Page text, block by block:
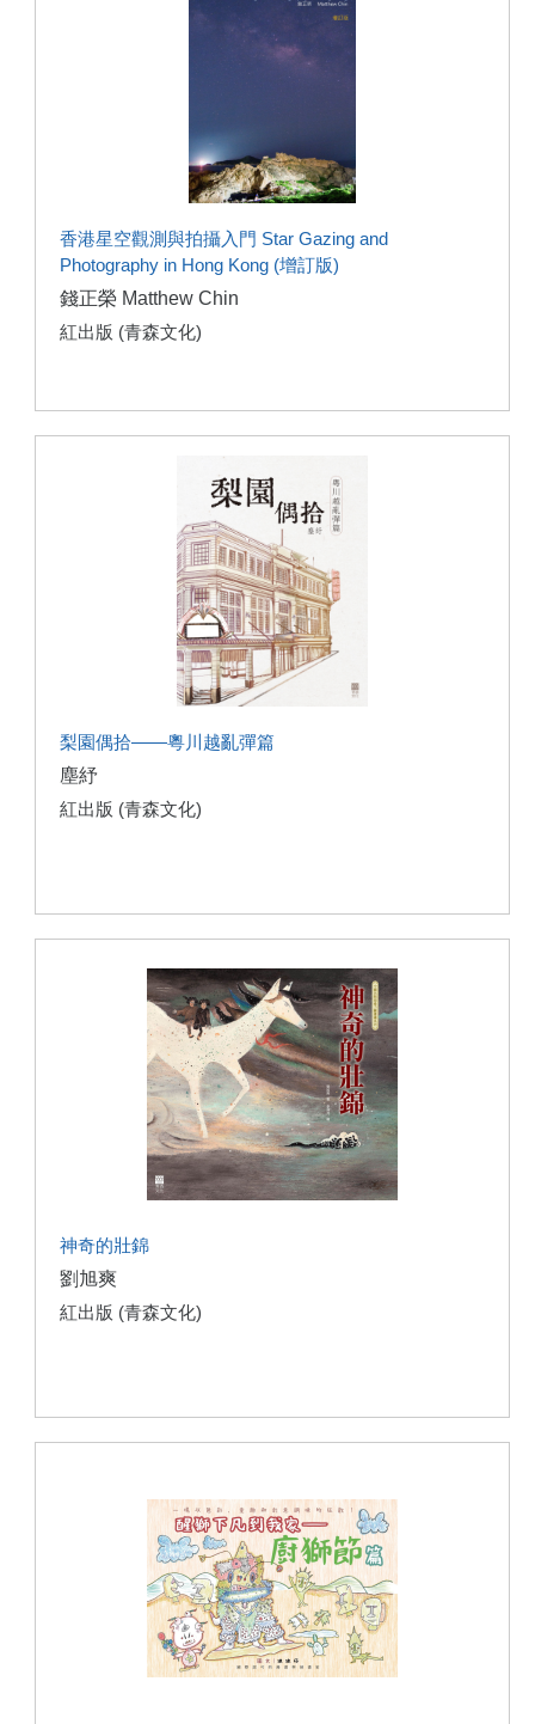
香港星空觀測與拍攝入門 Star Gazing and
Photography in Hong Kong (增訂版)
錢正榮 Matthew Chin
紅出版 (青森文化)
梨園偶拾——粵川越亂彈篇
塵紓
紅出版 (青森文化)
神奇的壯錦
劉旭爽
紅出版 (青森文化)